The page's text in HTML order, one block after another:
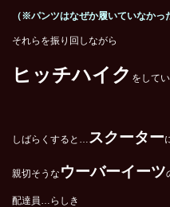
（※パンツはなぜか履いていなかっ
それらを振り回しながら
ヒッチハイク をしてい
しばらくすると… スクーター
親切そうな ウーバーイーツ
配達員…らしき